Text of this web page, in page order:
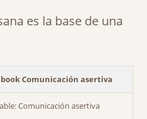
es la base de una
Comunicación asertiva
Comunicación asertiva